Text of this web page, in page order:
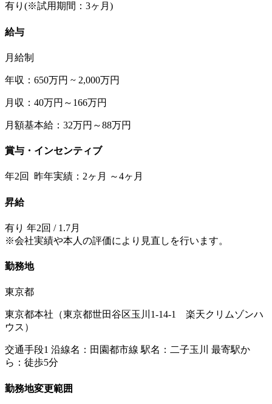
有り(※試用期間：3ヶ月)
給与
月給制
年収：650万円 ~ 2,000万円
月収：40万円～166万円
月額基本給：32万円～88万円
賞与・インセンティブ
年2回 昨年実績：2ヶ月 ～4ヶ月
昇給
有り 年2回 / 1.7月
※会社実績や本人の評価により見直しを行います。
勤務地
東京都
東京都本社（東京都世田谷区玉川1-14-1 楽天クリムゾンハ
ウス）
交通手段1 沿線名：田園都市線 駅名：二子玉川 最寄駅か
ら：徒歩5分
勤務地変更範囲